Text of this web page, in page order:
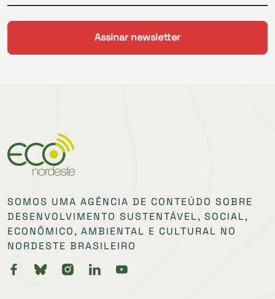
SOMOS UMA AGÊNCIA DE CONTEÚDO SOBRE
DESENVOLVIMENTO SUSTENTÁVEL, SOCIAL,
ECONÔMICO, AMBIENTAL E CULTURAL NO
NORDESTE BRASILEIRO